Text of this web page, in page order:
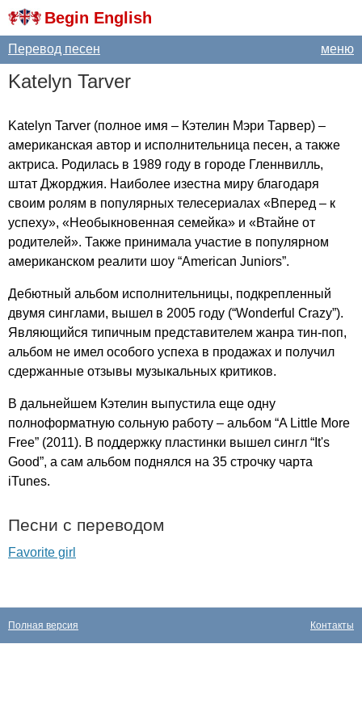
Begin English
меню
Перевод песен
Katelyn Tarver
Katelyn Tarver (полное имя – Кэтелин Мэри Тарвер) –
американская автор и исполнительница песен, а также
актриса. Родилась в 1989 году в городе Гленнвилль,
штат Джорджия. Наиболее изестна миру благодаря
своим ролям в популярных телесериалах «Вперед – к
успеху», «Необыкновенная семейка» и «Втайне от
родителей». Также принимала участие в популярном
американском реалити шоу “American Juniors”.
Дебютный альбом исполнительницы, подкрепленный
двумя синглами, вышел в 2005 году (“Wonderful Crazy”).
Являющийся типичным представителем жанра тин-поп,
альбом не имел особого успеха в продажах и получил
сдержанные отзывы музыкальных критиков.
В дальнейшем Кэтелин выпустила еще одну
полноформатную сольную работу – альбом “A Little More
Free” (2011). В поддержку пластинки вышел сингл “ It's
Good”, а сам альбом поднялся на 35 строчку чарта
iTunes.
Песни с переводом
Favorite girl
Контакты
Полная версия